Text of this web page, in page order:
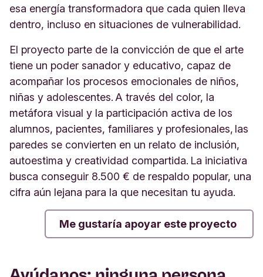
esa energía transformadora que cada quien lleva
dentro, incluso en situaciones de vulnerabilidad.
El proyecto parte de la convicción de que el arte
tiene un poder sanador y educativo, capaz de
acompañar los procesos emocionales de niños,
niñas y adolescentes. A través del color, la
metáfora visual y la participación activa de los
alumnos, pacientes, familiares y profesionales, las
paredes se convierten en un relato de inclusión,
autoestima y creatividad compartida. La iniciativa
busca conseguir 8.500 € de respaldo popular, una
cifra aún lejana para la que necesitan tu ayuda.
Me gustaría apoyar este proyecto